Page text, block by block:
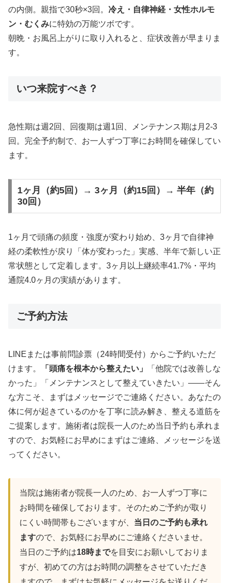
の内側。親指で30秒×3回。 冷え・自律神経・女性ホルモ
ン・むくみに特効の万能ツボです。
朝晩・お風呂上がりに取り入れると、症状改善が早まりま
す。
いつ来院すべき？
急性期は週2回、回復期は週1回、メンテナンス期は月2-3
回。完全予約制で、お一人ずつ丁寧にお時間を確保してい
ます。
1ヶ月（約5回）→ 3ヶ月（約15回）→ 半年（約
30回）
1ヶ月で頭痛の頻度・強度が変わり始め、3ヶ月で自律神
経の柔軟性が戻り「体が変わった」実感、半年で新しい正
常状態として定着します。3ヶ月以上継続率41.7%・平均
通院4.0ヶ月の実績があります。
ご予約方法
LINEまたは事前問診票（24時間受付）からご予約いただ
けます。
「頭痛を根本から整えたい」
「他院では改善しな
かった」「メンテナンスとして整えていきたい」——そん
な方こそ、まずはメッセージでご連絡ください。あなたの
体に何が起きているのかを丁寧に読み解き、整える道筋を
ご提案します。施術者は院長一人のため当日予約も承れま
すので、お気軽にお早めにまずはご連絡、メッセージを送
ってください。
当院は施術者が院長一人のため、お一人ずつ丁寧に
お時間を確保しております。そのためご予約が取り
にくい時間帯もございますが、 当日のご予約も承れ
ますので、お気軽にお早めにご連絡くださいませ。
当日のご予約は18時までを目安にお願いしておりま
すが、初めての方はお時間の調整をさせていただき